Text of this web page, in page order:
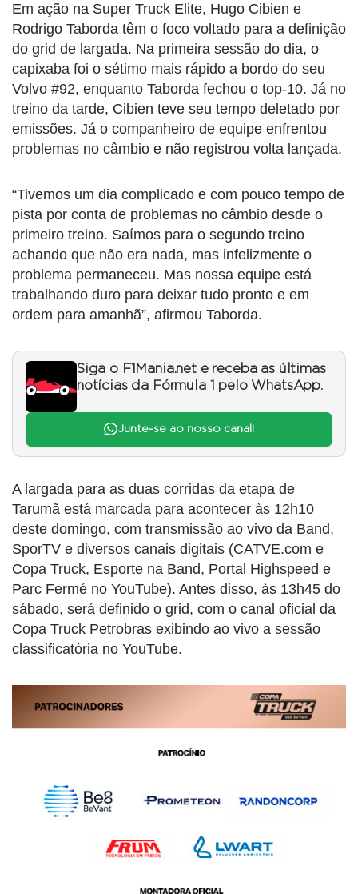
Em ação na Super Truck Elite, Hugo Cibien e
Rodrigo Taborda têm o foco voltado para a definição
do grid de largada. Na primeira sessão do dia, o
capixaba foi o sétimo mais rápido a bordo do seu
Volvo #92, enquanto Taborda fechou o top-10. Já no
treino da tarde, Cibien teve seu tempo deletado por
emissões. Já o companheiro de equipe enfrentou
problemas no câmbio e não registrou volta lançada.
“Tivemos um dia complicado e com pouco tempo de
pista por conta de problemas no câmbio desde o
primeiro treino. Saímos para o segundo treino
achando que não era nada, mas infelizmente o
problema permaneceu. Mas nossa equipe está
trabalhando duro para deixar tudo pronto e em
ordem para amanhã”, afirmou Taborda.
Siga o F1Mania.net e receba as últimas
notícias da Fórmula 1 pelo WhatsApp.
Junte-se ao nosso canal!
A largada para as duas corridas da etapa de
Tarumã está marcada para acontecer às 12h10
deste domingo, com transmissão ao vivo da Band,
SporTV e diversos canais digitais (CATVE.com e
Copa Truck, Esporte na Band, Portal Highspeed e
Parc Fermé no YouTube). Antes disso, às 13h45 do
sábado, será definido o grid, com o canal oficial da
Copa Truck Petrobras exibindo ao vivo a sessão
classificatória no YouTube.